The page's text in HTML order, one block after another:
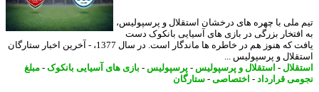
ملی با چهره های درخشان استقلال و پرسپولیس،
بزرگی در بازی های آسیایی بانکوک دست
یافت که هنوز هم در خاطره ها ماندگار است. در سال 1377، - آخرین اخبار ستارگان
و پرسپولیس ...
-استقلال و پرسپولیس-پرسپولیس-بازی های آسیایی بانکوک-مبلغ
قرارداد -اختصاصی-ستارگان